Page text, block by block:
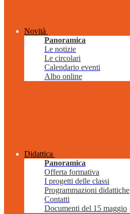
Novità
Panoramica
Le notizie
Le circolari
Calendario eventi
Albo online
Didattica
Panoramica
Offerta formativa
I progetti delle classi
Programmazioni didattiche
Contatti
Documenti del 15 maggio